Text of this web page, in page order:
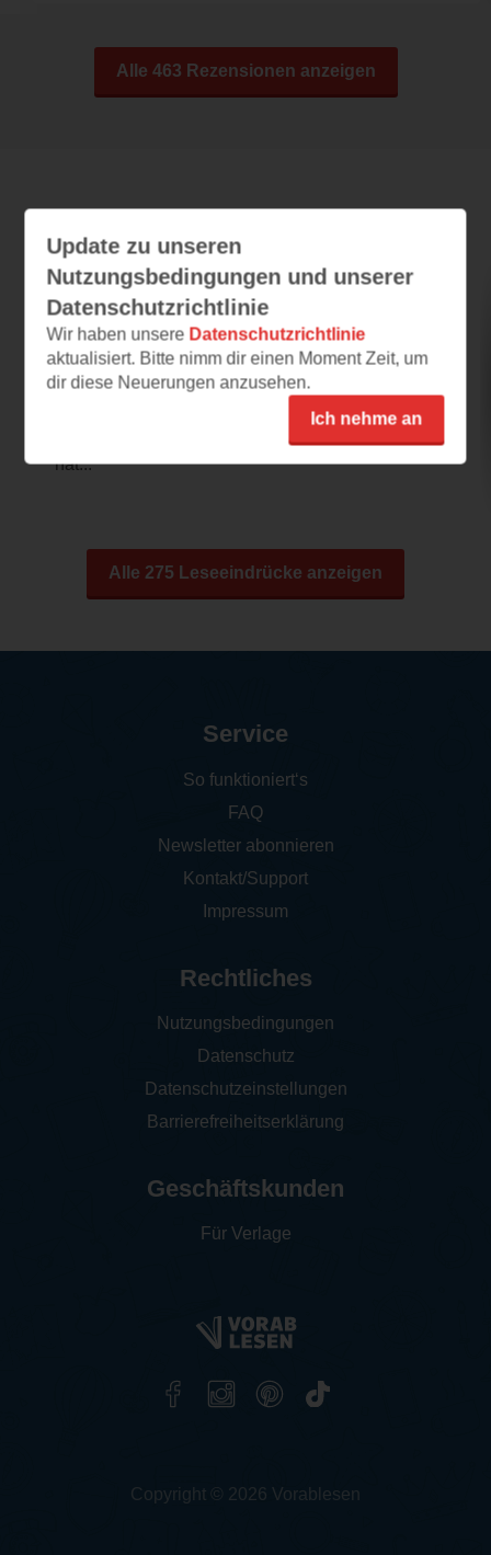
Alle 463 Rezensionen anzeigen
Weiterleben
03.08.2026 – 20:05
tolle Sprache
Weiterleben darf Jago, nachdem er im Koma
lag. Weiterleben aber anders als vorher. Er
hat...
Alle 275 Leseeindrücke anzeigen
Update zu unseren
Nutzungsbedingungen und unserer
Datenschutzrichtlinie
Wir haben unsere Datenschutzrichtlinie
aktualisiert. Bitte nimm dir einen Moment Zeit, um
dir diese Neuerungen anzusehen.
Ich nehme an
Service
So funktioniert‘s
FAQ
Newsletter abonnieren
Kontakt/Support
Impressum
Rechtliches
Nutzungsbedingungen
Datenschutz
Datenschutzeinstellungen
Barrierefreiheitserklärung
Geschäftskunden
Für Verlage
Copyright © 2026 Vorablesen